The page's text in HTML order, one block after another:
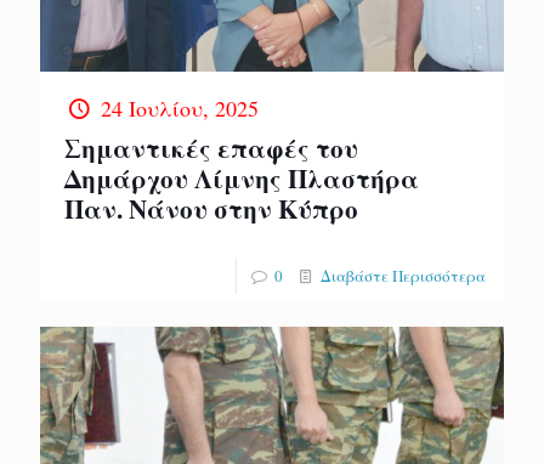
24 Ιουλίου, 2025
Σημαντικές επαφές του
Δημάρχου Λίμνης Πλαστήρα
Παν. Νάνου στην Κύπρο
0 Διαβάστε Περισσότερα